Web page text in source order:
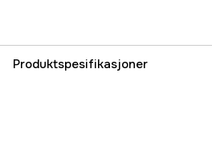
Produktspesifikasjoner